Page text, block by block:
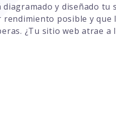
diagramado y diseñado tu
posible y que
¿Tu sitio web atrae